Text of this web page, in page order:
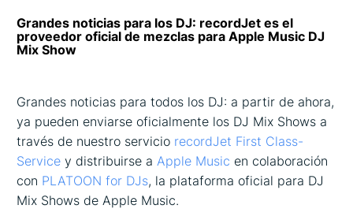
Grandes noticias para los DJ: recordJet es el
proveedor oficial de mezclas para Apple Music DJ
Mix Show
Grandes noticias para todos los DJ: a partir de ahora,
ya pueden enviarse oficialmente los DJ Mix Shows a
través de nuestro servicio recordJet First Class-
Service y distribuirse a Apple Music en colaboración
con PLATOON for DJs, la plataforma oficial para DJ
Mix Shows de Apple Music.